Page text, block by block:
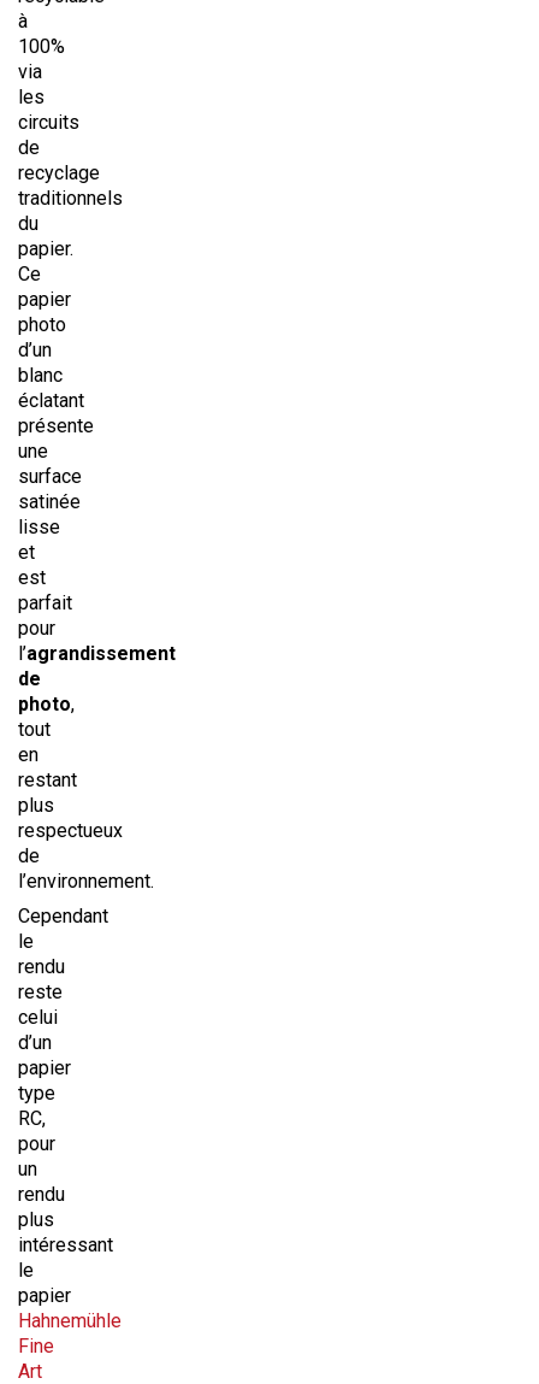
à
100%
via
les
circuits
de
recyclage
traditionnels
du
papier.
Ce
papier
photo
d’un
blanc
éclatant
présente
une
surface
satinée
lisse
et
est
parfait
pour
l’agrandissement
de
photo,
tout
en
restant
plus
respectueux
de
l’environnement.
Cependant
le
rendu
reste
celui
d’un
papier
type
RC,
pour
un
rendu
plus
intéressant
le
papier
Hahnemühle
Fine
Art